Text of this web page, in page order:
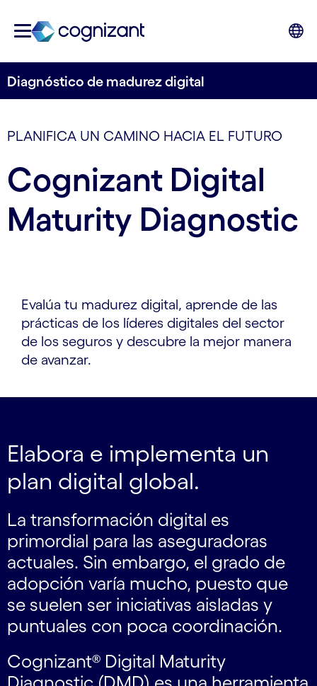
Diagnóstico de madurez digital
PLANIFICA UN CAMINO HACIA EL FUTURO
Cognizant Digital
Maturity Diagnostic
Evalúa tu madurez digital, aprende de las
prácticas de los líderes digitales del sector
de los seguros y descubre la mejor manera
de avanzar.
Elabora e implementa un
plan digital global.
La transformación digital es
primordial para las aseguradoras
actuales. Sin embargo, el grado de
adopción varía mucho, puesto que
se suelen ser iniciativas aisladas y
puntuales con poca coordinación.
Cognizant® Digital Maturity